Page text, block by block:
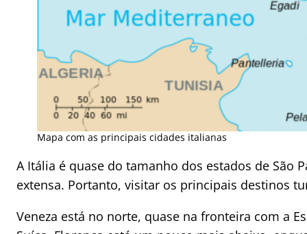
Mapa com as principais cidades italianas
A Itália é quase do tamanho dos estados de São
extensa. Portanto, visitar os principais destinos
Veneza está no norte, quase na fronteira com a